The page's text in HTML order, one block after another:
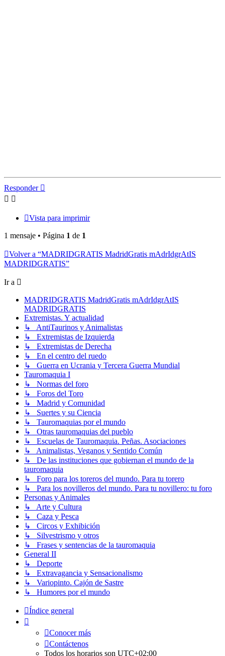
Responder
Vista para imprimir
1 mensaje • Página 1 de 1
Volver a “MADRIDGRATIS MadridGratis mAdrIdgrAtIS
MADRIDGRATIS”
Ir a
MADRIDGRATIS MadridGratis mAdrIdgrAtIS
MADRIDGRATIS
Extremistas. Y actualidad
↳ AntiTaurinos y Animalistas
↳ Extremistas de Izquierda
↳ Extremistas de Derecha
↳ En el centro del ruedo
↳ Guerra en Ucrania y Tercera Guerra Mundial
Tauromaquia I
↳ Normas del foro
↳ Foros del Toro
↳ Madrid y Comunidad
↳ Suertes y su Ciencia
↳ Tauromaquias por el mundo
↳ Otras tauromaquias del pueblo
↳ Escuelas de Tauromaquia. Peñas. Asociaciones
↳ Animalistas, Veganos y Sentido Común
↳ De las instituciones que gobiernan el mundo de la
tauromaquia
↳ Foro para los toreros del mundo. Para tu torero
↳ Para los novilleros del mundo. Para tu novillero: tu foro
Personas y Animales
↳ Arte y Cultura
↳ Caza y Pesca
↳ Circos y Exhibición
↳ Silvestrismo y otros
↳ Frases y sentencias de la tauromaquia
General II
↳ Deporte
↳ Extravagancia y Sensacionalismo
↳ Variopinto. Cajón de Sastre
↳ Humores por el mundo
Índice general
Conocer más
Contáctenos
Todos los horarios son UTC+02:00